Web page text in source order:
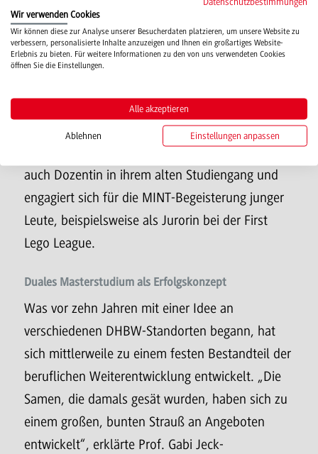
Studierende bestmöglich auf die Anforderungen
der Zukunft vorzubereiten. Dass dieser Ansatz
Erfolg hat, zeigt das Beispiel von Lisa Foshag. Sie
auch der Hochschule treu geblieben. Nicht nur
bildet Eaton auch weiterhin Studierende
auch Dozentin in ihrem alten Studiengang und
engagiert sich für die MINT-Begeisterung junger
Leute, beispielsweise als Jurorin bei der First
Lego League.
Duales Masterstudium als Erfolgskonzept
Was vor zehn Jahren mit einer Idee an
verschiedenen DHBW-Standorten begann, hat
sich mittlerweile zu einem festen Bestandteil der
beruflichen Weiterentwicklung entwickelt. „Die
Samen, die damals gesät wurden, haben sich zu
einem großen, bunten Strauß an Angeboten
entwickelt“, erklärte Prof. Gabi Jeck-
Wir verwenden Cookies
Wir können diese zur Analyse unserer Besucherdaten platzieren, um unsere Website zu
verbessern, personalisierte Inhalte anzuzeigen und Ihnen ein großartiges Website-
Erlebnis zu bieten. Für weitere Informationen zu den von uns verwendeten Cookies
öffnen Sie die Einstellungen.
Alle akzeptieren
Ablehnen Einstellungen anpassen